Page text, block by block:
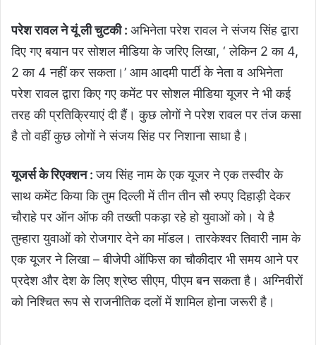
परेश रावल ने यूं ली चुटकी : अभिनेता परेश रावल ने संजय सिंह द्वारा
दिए गए बयान पर सोशल मीडिया के जरिए लिखा, ‘ लेकिन 2 का 4,
2 का 4 नहीं कर सकता।’ आम आदमी पार्टी के नेता व अभिनेता
परेश रावल द्वारा किए गए कमेंट पर सोशल मीडिया यूजर ने भी कई
तरह की प्रतिक्रियाएं दी हैं। कुछ लोगों ने परेश रावल पर तंज कसा
है तो वहीं कुछ लोगों ने संजय सिंह पर निशाना साधा है।
यूजर्स के रिएक्शन : जय सिंह नाम के एक यूजर ने एक तस्वीर के
साथ कमेंट किया कि तुम दिल्ली में तीन तीन सौ रुपए दिहाड़ी देकर
चौराहे पर ऑन ऑफ की तख्ती पकड़ा रहे हो युवाओं को। ये है
तुम्हारा युवाओं को रोजगार देने का मॉडल। तारकेश्वर तिवारी नाम के
एक यूजर ने लिखा – बीजेपी ऑफिस का चौकीदार भी समय आने पर
प्रदेश और देश के लिए श्रेष्ठ सीएम, पीएम बन सकता है। अग्निवीरों
को निश्चित रूप से राजनीतिक दलों में शामिल होना जरूरी है।